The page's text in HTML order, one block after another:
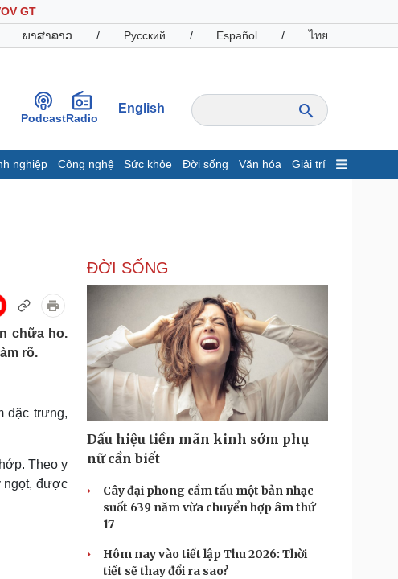
GT
ພາສາລາວ / Русский / Español / ไทย
PodcastRadio
English
nghiệp Công nghệ Sức khỏe Đời sống Văn hóa Giải trí
Giá cà phê
Doanh nghiệp
Thông tin doanh nghiệp
Doanh nghiệp 24h
Doanh nhân
Vì cộng đồng
Công nghệ
Sành điệu
Tin Công nghệ
Trải nghiệm
Chuyển đổi số
Tư vấn
Săn Tour
Podcast
Đọc truyện đêm khuya
Cửa sổ tình yêu
chữa ho.
rõ.
đặc trưng,
Theo y
ngọt, được
ĐỜI SỐNG
Dấu hiệu tiền mãn kinh sớm phụ
nữ cần biết
Cây đại phong cầm tấu một bản nhạc
suốt 639 năm vừa chuyển hợp âm thứ
17
Hôm nay vào tiết lập Thu 2026: Thời
tiết sẽ thay đổi ra sao?